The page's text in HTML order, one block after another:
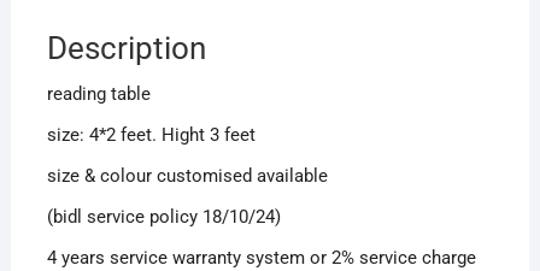
Description
reading table
size: 4*2 feet. Hight 3 feet
size & colour customised available
(bidl service policy 18/10/24)
4 years service warranty system or 2% service charge